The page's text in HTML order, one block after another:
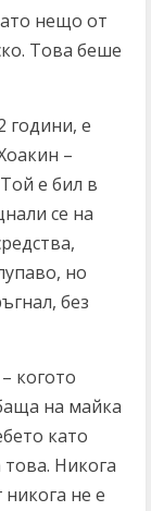
нещо от
Това беше
години, е
–
е бил в
се на
но
без
когото
на майка
като
Никога
не е